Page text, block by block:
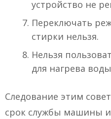
устройство не
Переключать
стирки нельзя.
Нельзя
для нагрева
Следование этим
срок службы машины